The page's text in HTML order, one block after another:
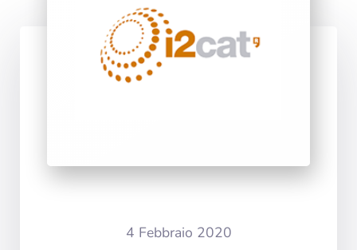
4 Febbraio 2020